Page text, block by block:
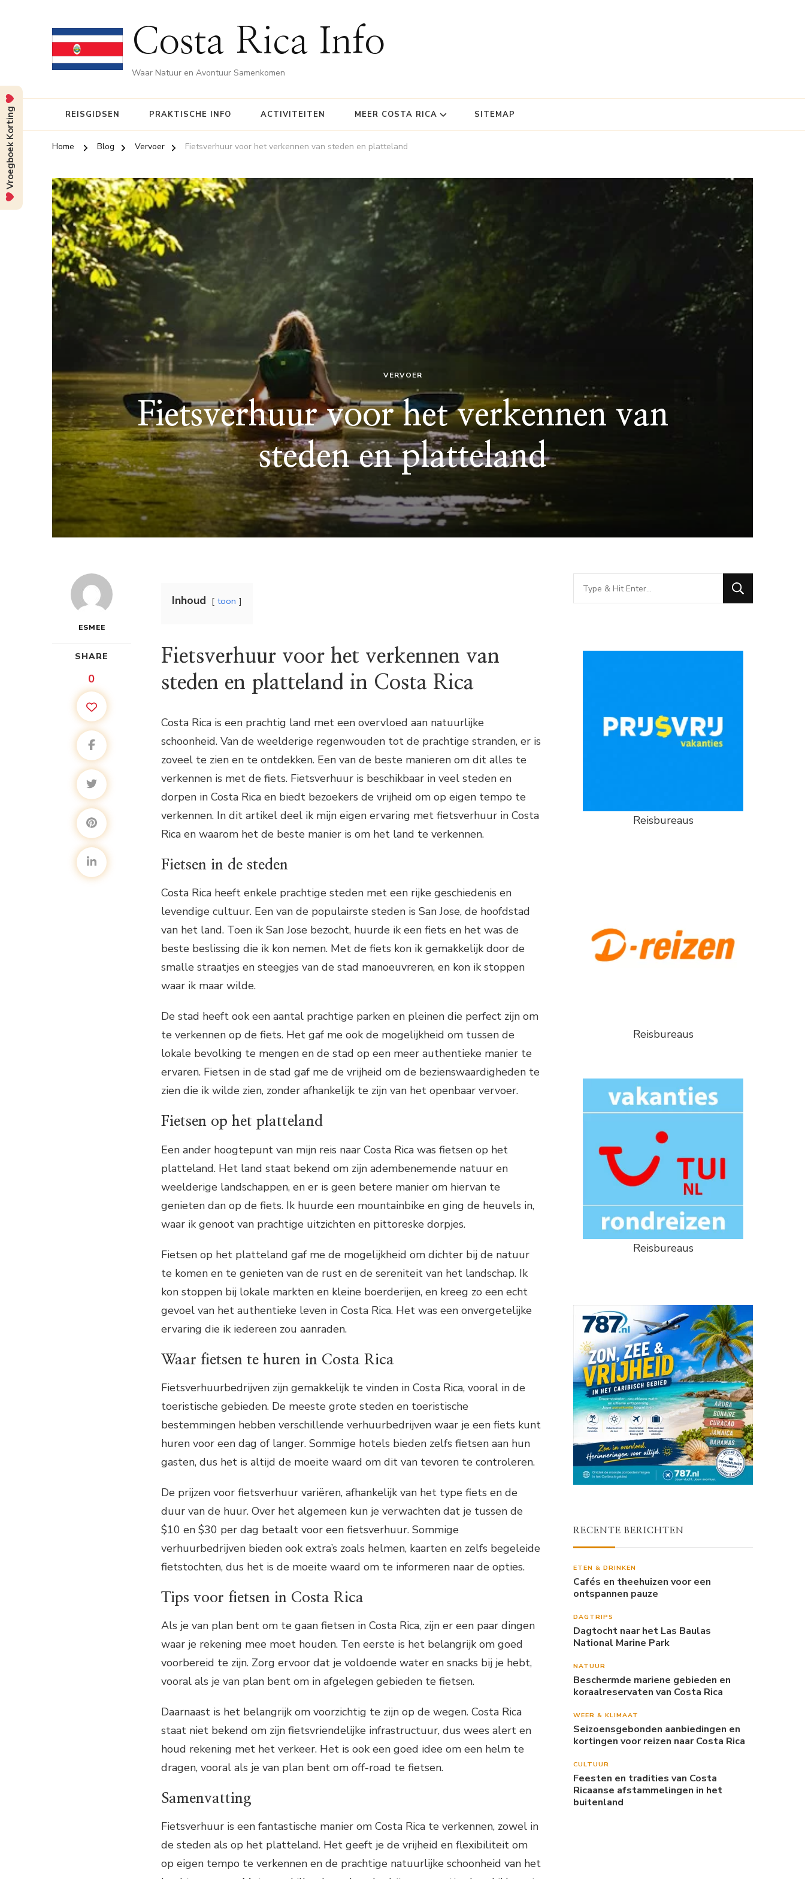
Costa Rica Info
Waar Natuur en Avontuur Samenkomen
REISGIDSEN PRAKTISCHE INFO ACTIVITEITEN MEER COSTA RICA SITEMAP
Home Blog Vervoer Fietsverhuur voor het verkennen van steden en platteland
VERVOER
Fietsverhuur voor het verkennen van
steden en platteland
ESMEE
SHARE
0
Inhoud toon
Fietsverhuur voor het verkennen van
steden en platteland in Costa Rica
Costa Rica is een prachtig land met een overvloed aan natuurlijke
schoonheid. Van de weelderige regenwouden tot de prachtige stranden, er is
zoveel te zien en te ontdekken. Een van de beste manieren om dit alles te
verkennen is met de fiets. Fietsverhuur is beschikbaar in veel steden en
dorpen in Costa Rica en biedt bezoekers de vrijheid om op eigen tempo te
verkennen. In dit artikel deel ik mijn eigen ervaring met fietsverhuur in Costa
Rica en waarom het de beste manier is om het land te verkennen.
Fietsen in de steden
Costa Rica heeft enkele prachtige steden met een rijke geschiedenis en
levendige cultuur. Een van de populairste steden is San Jose, de hoofdstad
van het land. Toen ik San Jose bezocht, huurde ik een fiets en het was de
beste beslissing die ik kon nemen. Met de fiets kon ik gemakkelijk door de
smalle straatjes en steegjes van de stad manoeuvreren, en kon ik stoppen
waar ik maar wilde.
De stad heeft ook een aantal prachtige parken en pleinen die perfect zijn om
te verkennen op de fiets. Het gaf me ook de mogelijkheid om tussen de
lokale bevolking te mengen en de stad op een meer authentieke manier te
ervaren. Fietsen in de stad gaf me de vrijheid om de bezienswaardigheden te
zien die ik wilde zien, zonder afhankelijk te zijn van het openbaar vervoer.
Fietsen op het platteland
Een ander hoogtepunt van mijn reis naar Costa Rica was fietsen op het
platteland. Het land staat bekend om zijn adembenemende natuur en
weelderige landschappen, en er is geen betere manier om hiervan te
genieten dan op de fiets. Ik huurde een mountainbike en ging de heuvels in,
waar ik genoot van prachtige uitzichten en pittoreske dorpjes.
Fietsen op het platteland gaf me de mogelijkheid om dichter bij de natuur
te komen en te genieten van de rust en de sereniteit van het landschap. Ik
kon stoppen bij lokale markten en kleine boerderijen, en kreeg zo een echt
gevoel van het authentieke leven in Costa Rica. Het was een onvergetelijke
ervaring die ik iedereen zou aanraden.
Waar fietsen te huren in Costa Rica
Fietsverhuurbedrijven zijn gemakkelijk te vinden in Costa Rica, vooral in de
toeristische gebieden. De meeste grote steden en toeristische
bestemmingen hebben verschillende verhuurbedrijven waar je een fiets kunt
huren voor een dag of langer. Sommige hotels bieden zelfs fietsen aan hun
gasten, dus het is altijd de moeite waard om dit van tevoren te controleren.
De prijzen voor fietsverhuur variëren, afhankelijk van het type fiets en de
duur van de huur. Over het algemeen kun je verwachten dat je tussen de
$10 en $30 per dag betaalt voor een fietsverhuur. Sommige
verhuurbedrijven bieden ook extra’s zoals helmen, kaarten en zelfs begeleide
fietstochten, dus het is de moeite waard om te informeren naar de opties.
Tips voor fietsen in Costa Rica
Als je van plan bent om te gaan fietsen in Costa Rica, zijn er een paar dingen
waar je rekening mee moet houden. Ten eerste is het belangrijk om goed
voorbereid te zijn. Zorg ervoor dat je voldoende water en snacks bij je hebt,
vooral als je van plan bent om in afgelegen gebieden te fietsen.
Daarnaast is het belangrijk om voorzichtig te zijn op de wegen. Costa Rica
staat niet bekend om zijn fietsvriendelijke infrastructuur, dus wees alert en
houd rekening met het verkeer. Het is ook een goed idee om een helm te
dragen, vooral als je van plan bent om off-road te fietsen.
Samenvatting
Fietsverhuur is een fantastische manier om Costa Rica te verkennen, zowel in
de steden als op het platteland. Het geeft je de vrijheid en flexibiliteit om
op eigen tempo te verkennen en de prachtige natuurlijke schoonheid van het
Looking
for
Reisbureaus
Reisbureaus
Reisbureaus
RECENTE BERICHTEN
ETEN & DRINKEN
Cafés en theehuizen voor een
ontspannen pauze
DAGTRIPS
Dagtocht naar het Las Baulas
National Marine Park
NATUUR
Beschermde mariene gebieden en
koraalreservaten van Costa Rica
WEER & KLIMAAT
Seizoensgebonden aanbiedingen en
kortingen voor reizen naar Costa Rica
CULTUUR
Feesten en tradities van Costa
Ricaanse afstammelingen in het
buitenland
Vroegboek Korting